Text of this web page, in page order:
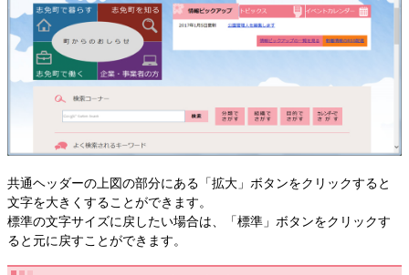
共通ヘッダーの上図の部分にある「拡大」ボタンをクリックすると
文字を大きくすることができます。
標準の文字サイズに戻したい場合は、「標準」ボタンをクリックす
ると元に戻すことができます。